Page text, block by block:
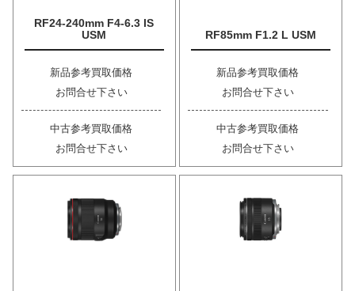
RF24-240mm F4-6.3 IS
USM
新品参考買取価格
お問合せ下さい
中古参考買取価格
お問合せ下さい
RF85mm F1.2 L USM
新品参考買取価格
お問合せ下さい
中古参考買取価格
お問合せ下さい